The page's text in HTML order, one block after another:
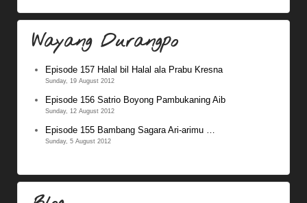
Wayang Durangpo
Episode 157 Halal bil Halal ala Prabu Kresna
Sunday, 19 August 2012
Episode 156 Satrio Boyong Pambukaning Aib
Sunday, 12 August 2012
Episode 155 Bambang Sagara Ari-arimu …
Sunday, 5 August 2012